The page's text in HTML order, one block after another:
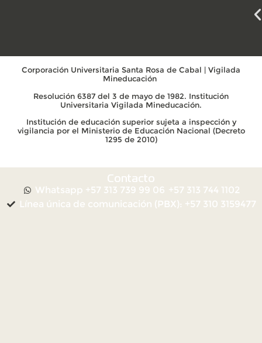
Corporación Universitaria Santa Rosa de Cabal | Vigilada
Mineducación
Resolución 6387 del 3 de mayo de 1982. Institución
Universitaria Vigilada Mineducación.
Institución de educación superior sujeta a inspección y
vigilancia por el Ministerio de Educación Nacional (Decreto
1295 de 2010)
Contacto
Whatsapp +57 313 739 99 06 +57 313 744 1102
Línea única de comunicación (PBX): +57 310 3159477